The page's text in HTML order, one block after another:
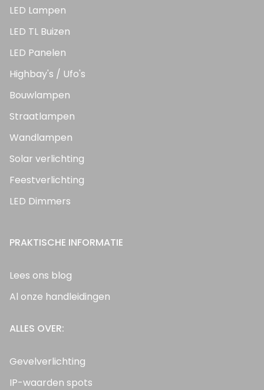
LED Lampen
LED TL Buizen
LED Panelen
Highbay's / Ufo's
Bouwlampen
Straatlampen
Wandlampen
Solar verlichting
Feestverlichting
LED Dimmers
PRAKTISCHE INFORMATIE
Lees ons blog
Al onze handleidingen
ALLES OVER:
Gevelverlichting
IP-waarden spots